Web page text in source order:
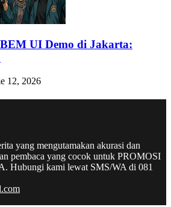
UI Demo di Jakarta:
12, 2026
yang mengutamakan akurasi dan
pembaca yang cocok untuk PROMOSI
Hubungi kami lewat SMS/WA di 081